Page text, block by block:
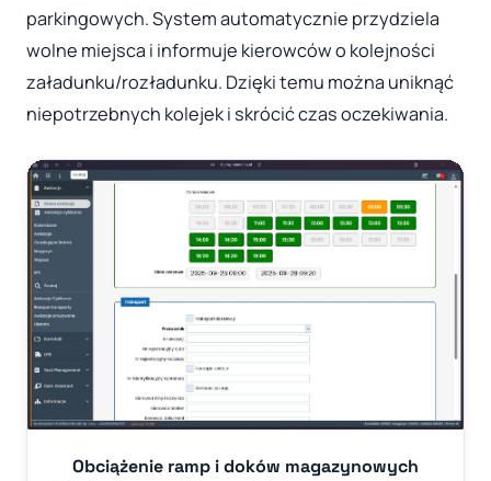
parkingowych. System automatycznie przydziela
wolne miejsca i informuje kierowców o kolejności
załadunku/rozładunku. Dzięki temu można uniknąć
niepotrzebnych kolejek i skrócić czas oczekiwania.
Obciążenie ramp i doków magazynowych